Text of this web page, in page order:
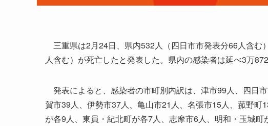
三重県は2月24日、県内532人（四日市市発表分66人含む
人含む）が死亡したと発表した。県内の感染者は延べ3万
発表によると、感染者の市町別内訳は、津市99人、四日
賀市39人、伊勢市37人、亀山市21人、名張市15人、菰野
が各9人、東員・紀北町が各7人、志摩市6人、明和・玉城町